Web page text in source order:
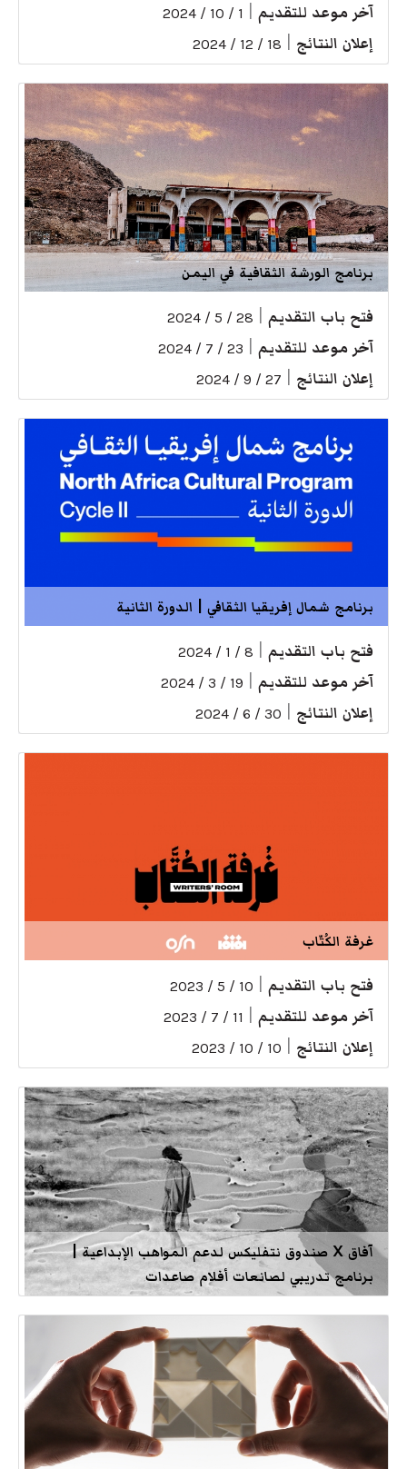
آخر موعد للتقديم 1 / 10 / 2024
إعلان النتائج 18 / 12 / 2024
برنامج الورشة الثقافية في اليمن
فتح باب التقديم 28 / 5 / 2024
آخر موعد للتقديم 23 / 7 / 2024
إعلان النتائج 27 / 9 / 2024
برنامج شمال إفريقيا الثقافي | الدورة الثانية
فتح باب التقديم 8 / 1 / 2024
آخر موعد للتقديم 19 / 3 / 2024
إعلان النتائج 30 / 6 / 2024
غرفة الكُتّاب
فتح باب التقديم 10 / 5 / 2023
آخر موعد للتقديم 11 / 7 / 2023
إعلان النتائج 10 / 10 / 2023
آفاق X صندوق نتفليكس لدعم المواهب الإبداعية |
برنامج تدريبي لصانعات أفلام صاعدات